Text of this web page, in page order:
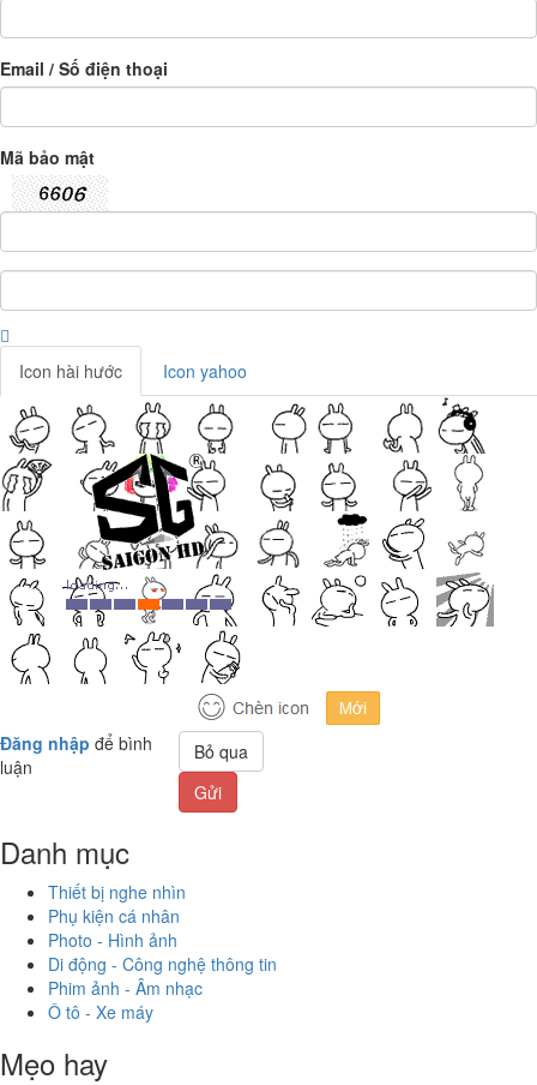
Email / Số điện thoại
Mã bảo mật
Icon hài hước Icon yahoo
Đăng nhập để bình
luận
Bỏ qua
Gửi
Danh mục
Thiết bị nghe nhìn
Phụ kiện cá nhân
Photo - Hình ảnh
Di động - Công nghệ thông tin
Phim ảnh - Âm nhạc
Ô tô - Xe máy
Mẹo hay